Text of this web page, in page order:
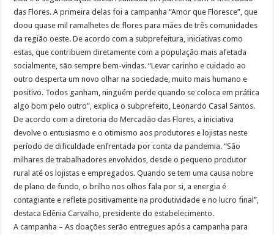
das Flores. A primeira delas foi a campanha “Amor que Floresce”, que
doou quase mil ramalhetes de flores para mães de três comunidades
da região oeste. De acordo com a subprefeitura, iniciativas como
estas, que contribuem diretamente com a população mais afetada
socialmente, são sempre bem-vindas. “Levar carinho e cuidado ao
outro desperta um novo olhar na sociedade, muito mais humano e
positivo. Todos ganham, ninguém perde quando se coloca em prática
algo bom pelo outro”, explica o subprefeito, Leonardo Casal Santos.
De acordo com a diretoria do Mercadão das Flores, a iniciativa
devolve o entusiasmo e o otimismo aos produtores e lojistas neste
período de dificuldade enfrentada por conta da pandemia. “São
milhares de trabalhadores envolvidos, desde o pequeno produtor
rural até os lojistas e empregados. Quando se tem uma causa nobre
de plano de fundo, o brilho nos olhos fala por si, a energia é
contagiante e reflete positivamente na produtividade e no lucro final”,
destaca Edênia Carvalho, presidente do estabelecimento.
A campanha – As doações serão entregues após a campanha para